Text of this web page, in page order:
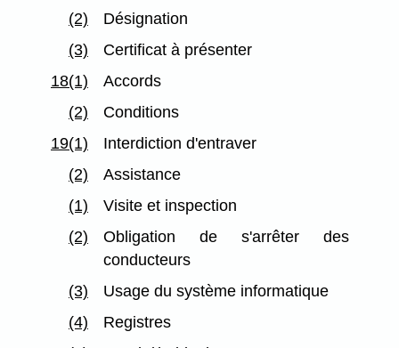
(2)
Désignation
(3)
Certificat à présenter
18(1)
Accords
(2)
Conditions
19(1)
Interdiction d'entraver
(2)
Assistance
(1)
Visite et inspection
(2)
Obligation de s'arrêter des
conducteurs
(3)
Usage du système informatique
(4)
Registres